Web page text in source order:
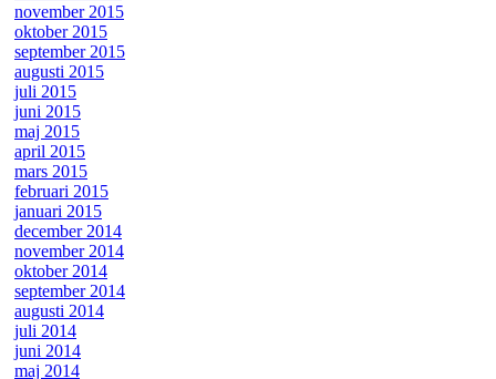
november 2015
oktober 2015
september 2015
augusti 2015
juli 2015
juni 2015
maj 2015
april 2015
mars 2015
februari 2015
januari 2015
december 2014
november 2014
oktober 2014
september 2014
augusti 2014
juli 2014
juni 2014
maj 2014